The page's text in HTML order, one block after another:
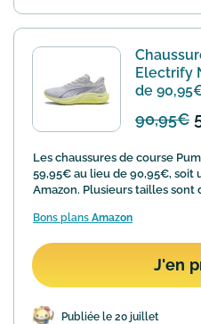
Electrify
de
90,95€
Les chaussures de course
59,95€ au lieu de 90,95€, soit
Amazon. Plusieurs tailles sont
Bons plans Amazon
J'en
Publiée le 20 juillet